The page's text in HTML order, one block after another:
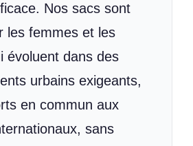
Nos sacs sont
les femmes et les
évoluent dans des
urbains exigeants,
en commun aux
sans